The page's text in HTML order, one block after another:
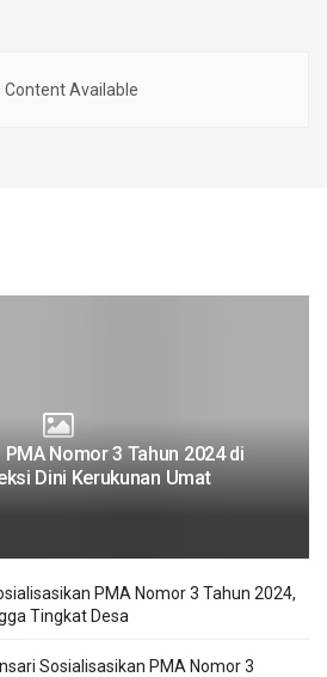
Content Available
Nomor 3 Tahun 2024 di
Dini Kerukunan Umat
PMA Nomor 3 Tahun 2024,
Tingkat Desa
Sosialisasikan PMA Nomor 3